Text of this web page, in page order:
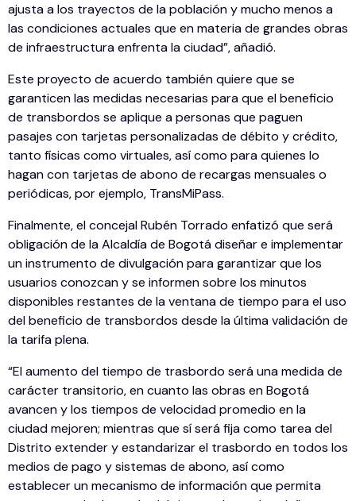
ajusta a los trayectos de la población y mucho menos a
las condiciones actuales que en materia de grandes obras
de infraestructura enfrenta la ciudad”, añadió.
Este proyecto de acuerdo también quiere que se
garanticen las medidas necesarias para que el beneficio
de transbordos se aplique a personas que paguen
pasajes con tarjetas personalizadas de débito y crédito,
tanto físicas como virtuales, así como para quienes lo
hagan con tarjetas de abono de recargas mensuales o
periódicas, por ejemplo, TransMiPass.
Finalmente, el concejal Rubén Torrado enfatizó que será
obligación de la Alcaldía de Bogotá diseñar e implementar
un instrumento de divulgación para garantizar que los
usuarios conozcan y se informen sobre los minutos
disponibles restantes de la ventana de tiempo para el uso
del beneficio de transbordos desde la última validación de
la tarifa plena.
“El aumento del tiempo de trasbordo será una medida de
carácter transitorio, en cuanto las obras en Bogotá
avancen y los tiempos de velocidad promedio en la
ciudad mejoren; mientras que sí será fija como tarea del
Distrito extender y estandarizar el trasbordo en todos los
medios de pago y sistemas de abono, así como
establecer un mecanismo de información que permita